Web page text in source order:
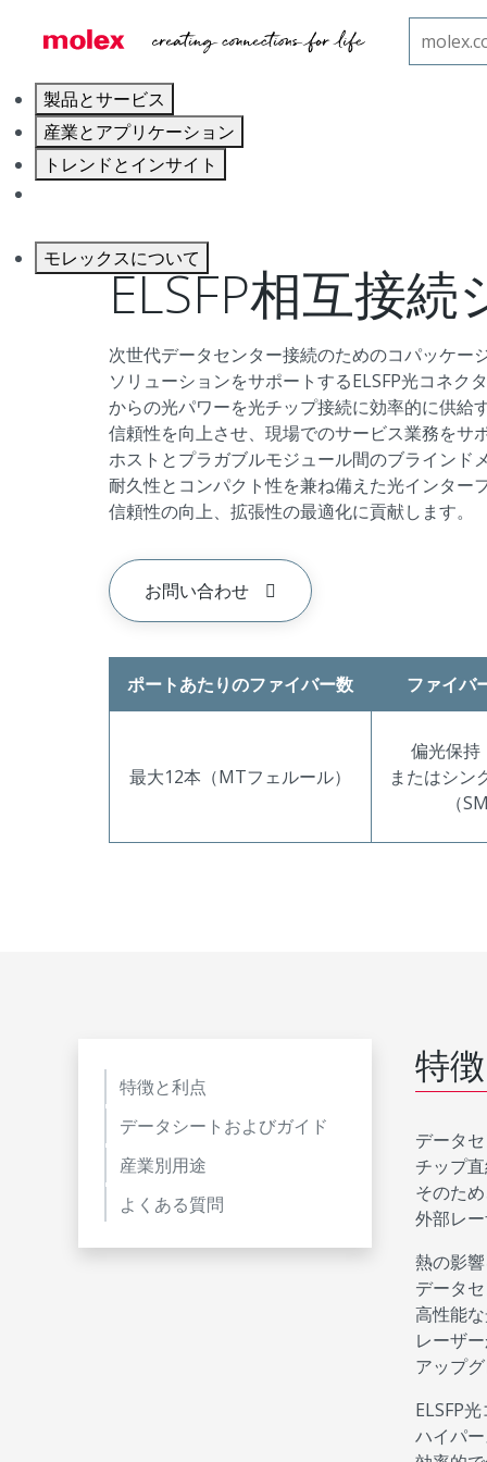
製品とサービス
産業とアプリケーション
トレンドとインサイト
モレックスについて
ELSFP相互接続システム
ELSFP相互接続
次世代データセンター接続のためのコパッケー
ソリューションをサポートするELSFP光コネク
からの光パワーを光チップ接続に効率的に供給
信頼性を向上させ、現場でのサービス業務をサ
ホストとプラガブルモジュール間のブラインド
耐久性とコンパクト性を兼ね備えた光インター
信頼性の向上、拡張性の最適化に貢献します。
お問い合わせ
ポートあたりのファイバー数 ファイバ
最大12本（MTフェルール）
偏光保持
またはシン
（
特徴と利点
データシートおよびガイド
産業別用途
よくある質問
特
データ
チップ
そのた
外部レ
熱の影
データ
高性能
レーザ
アップ
ELSFP
ハイパ